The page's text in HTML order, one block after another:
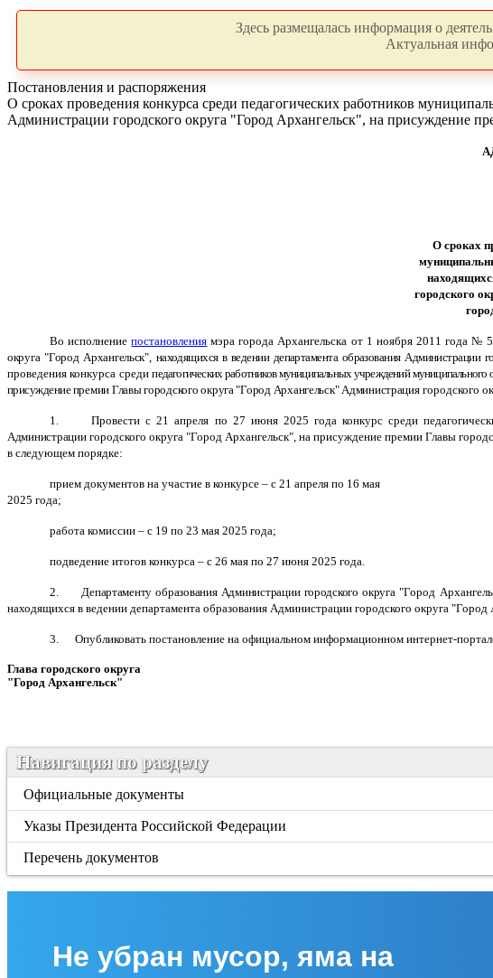
Здесь размещалась информация о
Актуальная
Постановления и распоряжения
О сроках проведения конкурса среди педагогических работников
Администрации городского округа "Город Архангельск", на присуждение
О сроках
городского
Во исполнениепостановления мэра города Архангельска от 1 ноября 2011 года №
округа "Город Архангельск", находящихся в ведении департамента образования Администрации
проведения конкурса средипедагогических работников муниципальных учреждений муниципального
присуждениепремии Главы городского округа "Город Архангельск" Администрациягородского
1. Провести с 21 апреля по 27 июня 2025 года конкурс среди
Администрациигородского округа "Город Архангельск", на присуждение премии Главы
в следующем порядке:
прием документов на участие в конкурсе – с 21 апреля по 16 мая
2025 года;
работа комиссии – с 19 по 23 мая 2025 года;
подведение итогов конкурса – с 26 мая по 27 июня 2025 года.
2. Департаменту образования Администрации городского округа"Город
находящихся в ведении департамента образования Администрации городского округа "Город
3. Опубликовать постановление на официальном информационном интернет-
Глава городского округа
"Город Архангельск" Д.А.
Навигация по разделу
Официальные документы
Указы Президента Российской Федерации
Перечень документов
Не убран мусор, яма на